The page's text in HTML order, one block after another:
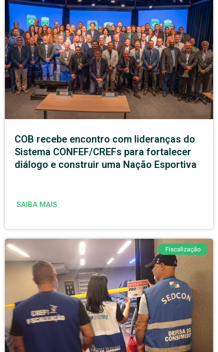
COB recebe encontro com lideranças do
Sistema CONFEF/CREFs para fortalecer
diálogo e construir uma Nação Esportiva
SAIBA MAIS
Fiscalização